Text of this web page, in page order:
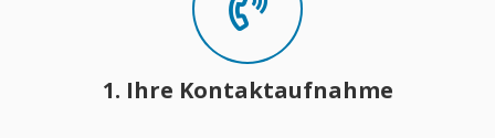
1. Ihre Kontaktaufnahme